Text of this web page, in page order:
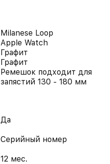
Milanese Loop
Apple Watch
Графит
Графит
Ремешок подходит для
запястий 130 - 180 мм
Да
Серийный номер
12 мес.